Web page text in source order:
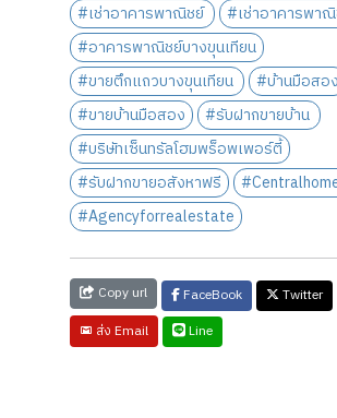
#เช่าอาคารพาณิชย์
#เช่าอาคารพา
#อาคารพาณิชย์บางขุนเทียน
#ขายตึกแถวบางขุนเทียน
#บ้านมือสอง
#ขายบ้านมือสอง
#รับฝากขายบ้าน
#บริษัทเซ็นทรัลโฮมพร็อพเพอร์ตี้
#รับฝากขายอสังหาฟรี
#Agencyforrealestate
Copy url FaceBook
Twitter
ส่ง Email
Line